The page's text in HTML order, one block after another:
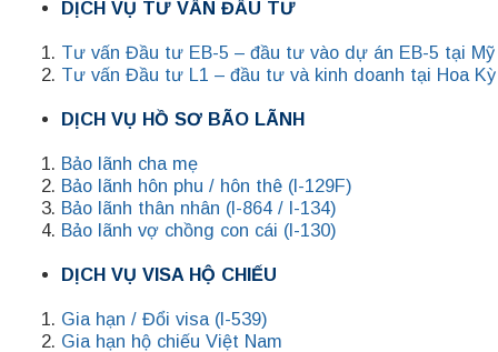
DỊCH VỤ TƯ VẤN ĐẦU TƯ
Tư vấn Đầu tư EB-5 – đầu tư vào dự án EB-5 tại Mỹ
Tư vấn Đầu tư L1 – đầu tư và kinh doanh tại Hoa Kỳ
DỊCH VỤ HỒ SƠ BÃO LÃNH
Bảo lãnh cha mẹ
Bảo lãnh hôn phu / hôn thê (I-129F)
Bảo lãnh thân nhân (I-864 / I-134)
Bảo lãnh vợ chồng con cái (I-130)
DỊCH VỤ VISA HỘ CHIẾU
Gia hạn / Đổi visa (I-539)
Gia hạn hộ chiếu Việt Nam